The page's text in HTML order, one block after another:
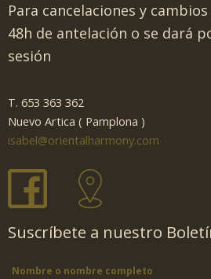
Para cancelaciones y
48h de antelación o se dará
sesión
T. 653 363 362
Nuevo Artica ( Pamplona )
isabel@orientalharmony.com
Suscríbete a nuestro
Nombre o nombre completo